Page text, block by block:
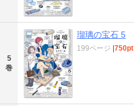
5
巻
瑠璃の宝石 5
199ページ 750pt